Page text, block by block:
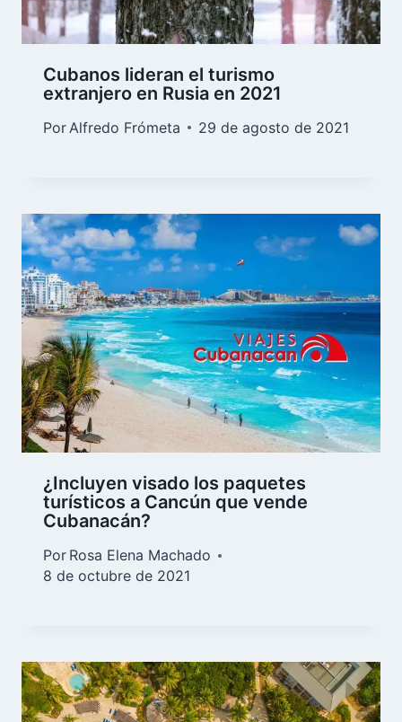
Cubanos lideran el turismo
extranjero en Rusia en 2021
Por Alfredo Frómeta 29 de agosto de 2021
¿Incluyen visado los paquetes
turísticos a Cancún que vende
Cubanacán?
Por Rosa Elena Machado
8 de octubre de 2021